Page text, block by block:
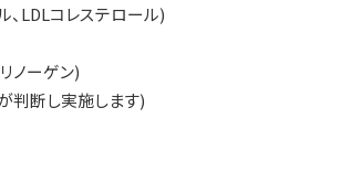
LDLコレステロール)
ノーゲン)
判断し実施します)